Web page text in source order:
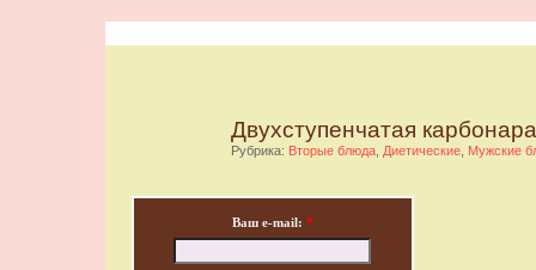
Двухступенчатая карбонара
Рубрика: Вторые блюда, Диетические, Мужские
Ваш e-mail: *